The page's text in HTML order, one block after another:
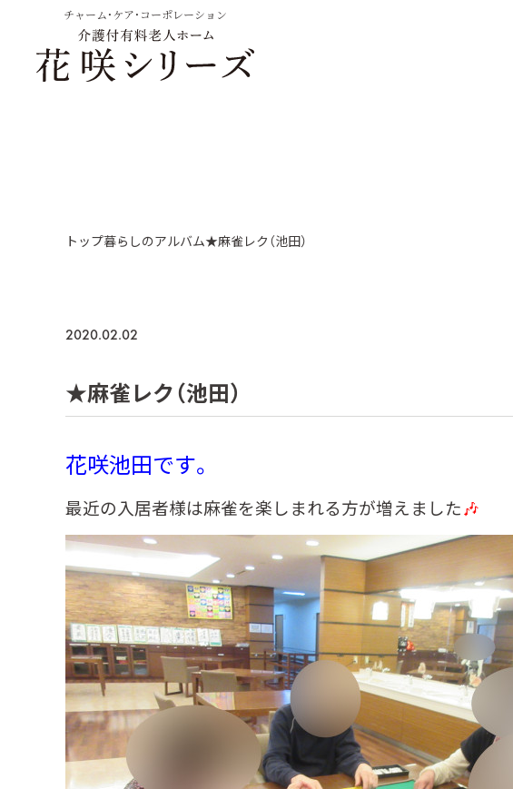
チャーム・ケア・コーポレーション
トップ暮らしのアルバム★麻雀レク（池田）
2020.02.02
★麻雀レク（池田）
花咲池田です。
最近の入居者様は麻雀を楽しまれる方が増えました🎶